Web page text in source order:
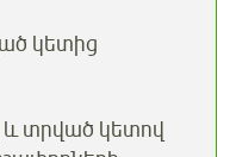
կետից
և տրված կետով